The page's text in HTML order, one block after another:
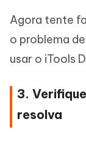
Agora tente
o problema
usar o iTools
3.
resolva